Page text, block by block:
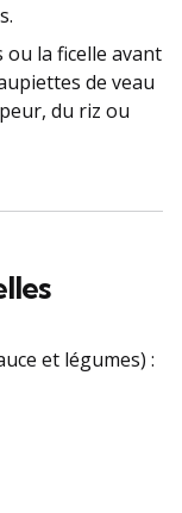
ou la ficelle avant
de veau
du riz ou
et légumes) :